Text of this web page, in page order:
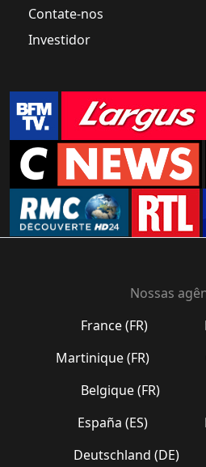
Contate-nos
Investidor
Nossas
France (FR)
Martinique (FR)
Belgique (FR)
España (ES)
Deutschland (DE)